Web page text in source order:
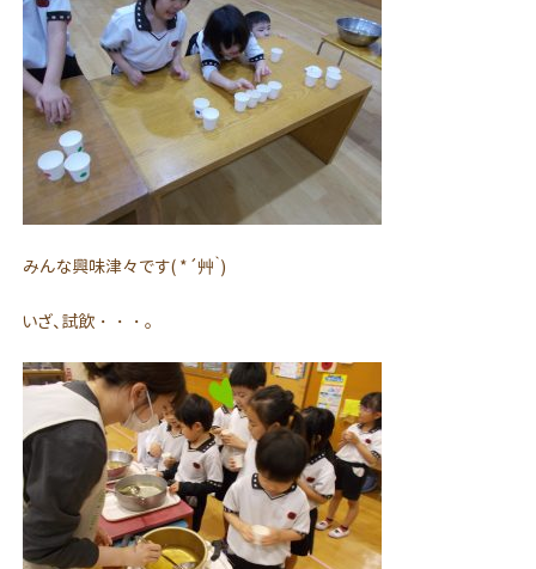
みんな興味津々です( *´艸｀)
いざ、試飲・・・。